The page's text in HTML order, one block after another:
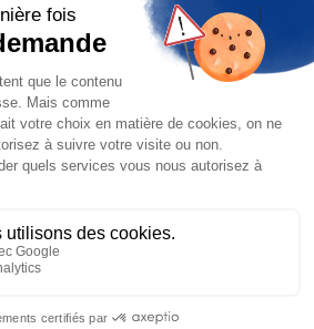
votre disposition pour définir
votre projet
CONTACTER
SIMILAIRES